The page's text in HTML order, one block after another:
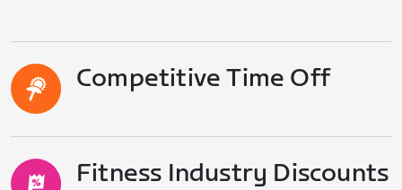
Competitive Time Off
Fitness Industry Discounts